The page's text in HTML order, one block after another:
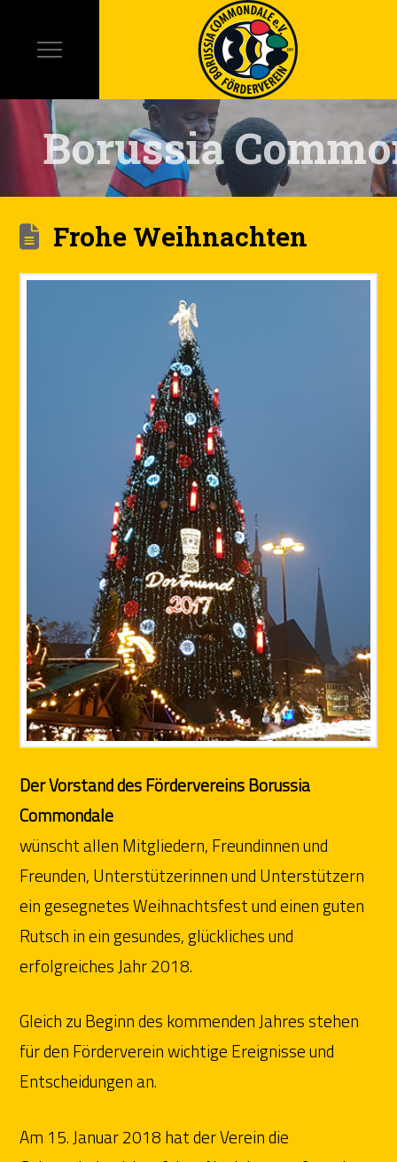
Borussia
Frohe Weihnachten
Der Vorstand des Fördervereins Borussia
Commondale
wünscht allen Mitgliedern, Freundinnen und
Freunden, Unterstützerinnen und Unterstützern
ein gesegnetes Weihnachtsfest und einen guten
Rutsch in ein gesundes, glückliches und
erfolgreiches Jahr 2018.
Gleich zu Beginn des kommenden Jahres stehen
für den Förderverein wichtige Ereignisse und
Entscheidungen an.
Am 15. Januar 2018 hat der Verein die